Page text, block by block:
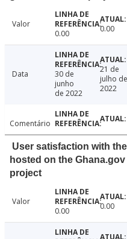
Valor
0.00
0.00
Data
30 de
junho
de 2022
21 de
julho de
2022
Comentário
User satisfaction with
hosted on the
project
Valor
0.00
0.00